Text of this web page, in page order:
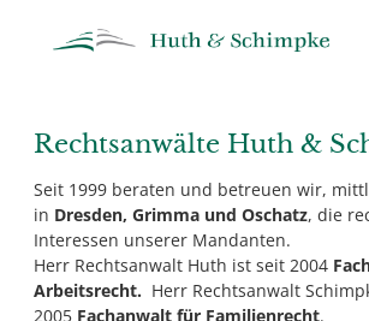
Inhalt
Rechtsanwälte Huth &
Seit 1999 beraten und betreuen wir,
in Dresden, Grimma und Oschatz, die
Interessen unserer Mandanten.
Herr Rechtsanwalt Huth ist seit 2004
Arbeitsrecht. Herr Rechtsanwalt
2005 Fachanwalt für Familienrecht.